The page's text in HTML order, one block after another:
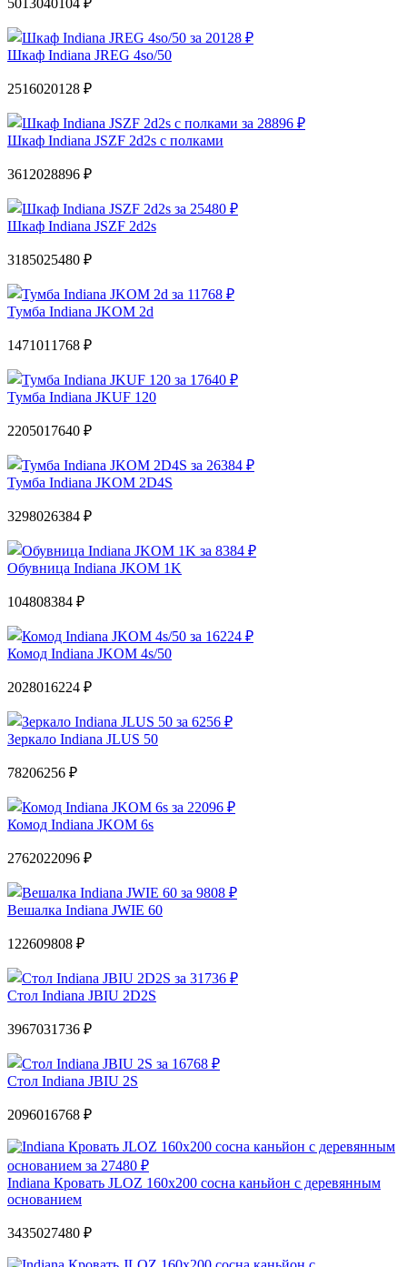
Шкаф Indiana JREG 4so/50
2516020128 ₽
Шкаф Indiana JSZF 2d2s с полками
3612028896 ₽
Шкаф Indiana JSZF 2d2s
3185025480 ₽
Тумба Indiana JKOM 2d
1471011768 ₽
Тумба Indiana JKUF 120
2205017640 ₽
Тумба Indiana JKOM 2D4S
3298026384 ₽
Обувница Indiana JKOM 1K
104808384 ₽
Комод Indiana JKOM 4s/50
2028016224 ₽
Зеркало Indiana JLUS 50
78206256 ₽
Комод Indiana JKOM 6s
2762022096 ₽
Вешалка Indiana JWIE 60
122609808 ₽
Стол Indiana JBIU 2D2S
3967031736 ₽
Стол Indiana JBIU 2S
2096016768 ₽
Indiana Кровать JLOZ 160х200 сосна каньйон с деревянным
основанием
3435027480 ₽